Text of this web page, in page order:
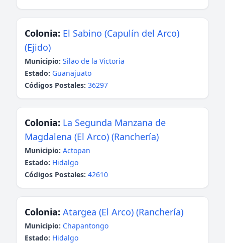
Colonia: El Sabino (Capulín del Arco)
(Ejido)
Municipio: Silao de la Victoria
Estado: Guanajuato
Códigos Postales: 36297
Colonia: La Segunda Manzana de
Magdalena (El Arco) (Ranchería)
Municipio: Actopan
Estado: Hidalgo
Códigos Postales: 42610
Colonia: Atargea (El Arco) (Ranchería)
Municipio: Chapantongo
Estado: Hidalgo